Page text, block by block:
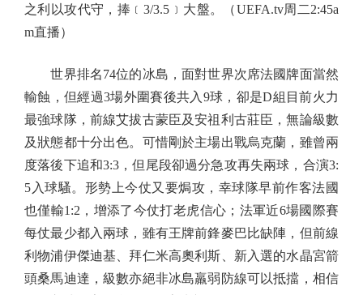
之利以攻代守，捧﹝3/3.5﹞大盤。（UEFA.tv周二2:45a
m直播）
世界排名74位的冰島，面對世界次席法國牌面當然
輸蝕，但經過3場外圍賽後共入9球，卻是D組目前火力
最強球隊，前線艾拔古蒙臣及安祖利古莊臣，無論級數
及狀態都十分出色。可惜剛於主場出戰烏克蘭，雖曾兩
度落後下追和3:3，但尾段卻過分急攻再失兩球，合演3:
5入球騷。形勢上今仗又要焗攻，幸球隊早前作客法國
也僅輸1:2，增添了今仗打老虎信心；法軍近6場國際賽
每仗最少都入兩球，雖有王牌前鋒麥巴比缺陣，但前線
利物浦伊傑迪基、拜仁米高奧利斯、新入選的水晶宮箭
頭桑馬迪達，級數亦絕非冰島羸弱防線可以抵擋，相信